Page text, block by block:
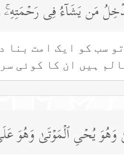
مَن یَشَاۤءُ فِی
سب کو ایک امت بنا
ہیں ان کا کوئی
وَهُوَ یُحۡیِ ٱلۡمَوۡتَىٰ